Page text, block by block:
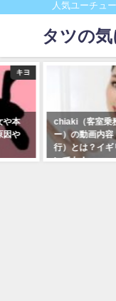
人気ユーチュ
タツの
キヨ
や本
因や
chiaki（客室乗
ー）の動画内
行）とは？イギ
いても！